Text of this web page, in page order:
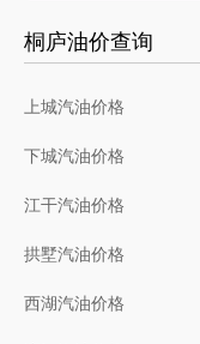
桐庐油价查询
上城汽油价格
下城汽油价格
江干汽油价格
拱墅汽油价格
西湖汽油价格